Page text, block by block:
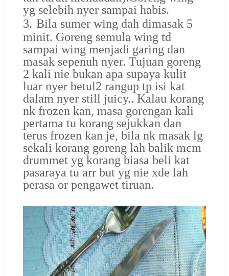
yg selebih nyer sampai habis.
3. Bila sumer wing dah dimasak 5
minit. Goreng semula wing td
sampai wing menjadi garing dan
masak sepenuh nyer. Tujuan goreng
2 kali nie bukan apa supaya kulit
luar nyer betul2 rangup tp isi kat
dalam nyer still juicy.. Kalau korang
nk frozen kan, masa gorengan kali
pertama tu korang sejukkan dan
terus frozen kan je, bila nk masak lg
sekali korang goreng lah balik mcm
drummet yg korang biasa beli kat
pasaraya tu arr but yg nie xde lah
perasa or pengawet tiruan.